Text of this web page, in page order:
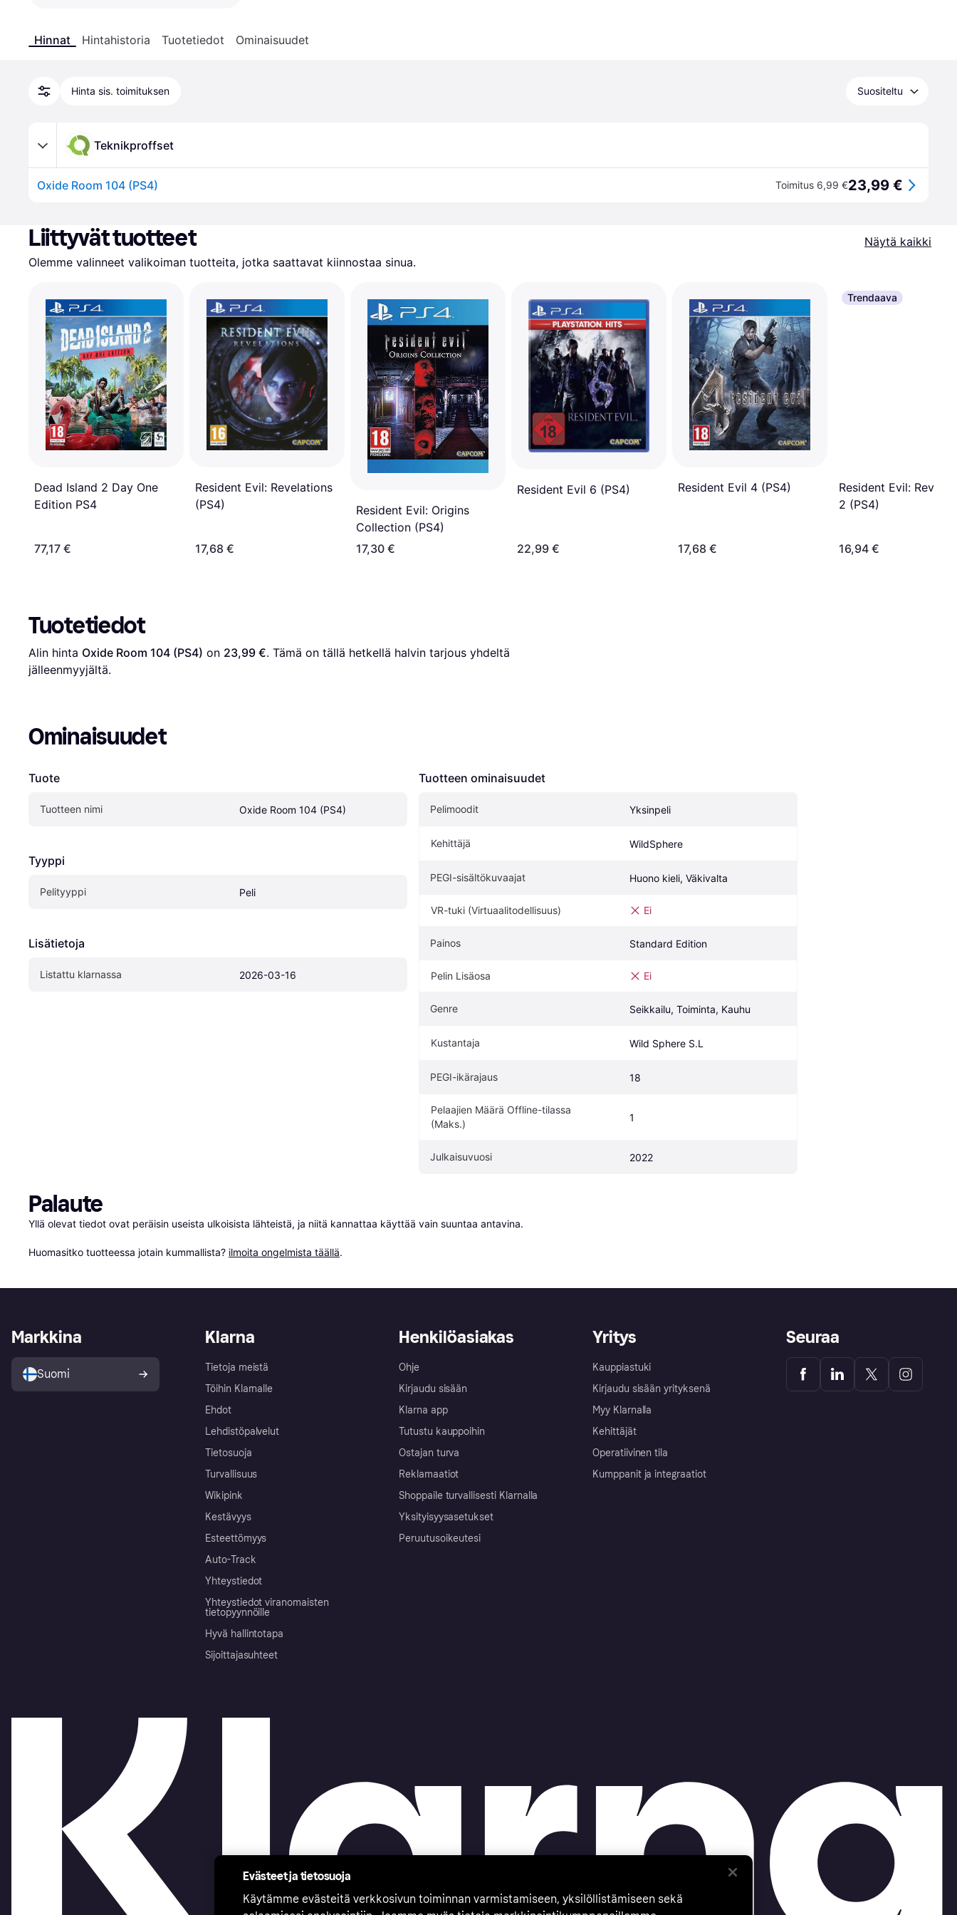
Hinnat Hintahistoria Tuotetiedot Ominaisuudet
Hinta sis. toimituksen Suositeltu
Teknikproffset
Oxide Room 104 (PS4) Toimitus 6,99 €23,99 €
Liittyvät tuotteet
Näytä kaikki
Olemme valinneet valikoiman tuotteita, jotka saattavat kiinnostaa sinua.
Dead Island 2 Day One
Edition PS4
77,17 €
Resident Evil: Revelations
(PS4)
17,68 €
Resident Evil: Origins
Collection (PS4)
17,30 €
Resident Evil 6 (PS4)
22,99 €
Resident Evil 4 (PS4)
17,68 €
Trendaava
Resident Evil:
2 (PS4)
16,94 €
Tuotetiedot
Alin hinta Oxide Room 104 (PS4) on 23,99 €. Tämä on tällä hetkellä halvin tarjous yhdeltä
jälleenmyyjältä.
Ominaisuudet
Tuote
Tuotteen nimi Oxide Room 104 (PS4)
Tyyppi
Pelityyppi Peli
Lisätietoja
Listattu klarnassa 2026-03-16
Tuotteen ominaisuudet
Pelimoodit Yksinpeli
Kehittäjä WildSphere
PEGI-sisältökuvaajat Huono kieli, Väkivalta
VR-tuki (Virtuaalitodellisuus) Ei
Painos Standard Edition
Pelin Lisäosa Ei
Genre Seikkailu, Toiminta, Kauhu
Kustantaja Wild Sphere S.L
PEGI-ikärajaus 18
Pelaajien Määrä Offline-tilassa
(Maks.)
1
Julkaisuvuosi 2022
Palaute
Yllä olevat tiedot ovat peräisin useista ulkoisista lähteistä, ja niitä kannattaa käyttää vain suuntaa antavina.
Huomasitko tuotteessa jotain kummallista? ilmoita ongelmista täällä.
Klarna
Tietoja meistä
Töihin Klarnalle
Ehdot
Lehdistöpalvelut
Tietosuoja
Turvallisuus
Wikipink
Kestävyys
Esteettömyys
Auto-Track
Yhteystiedot
Yhteystiedot viranomaisten
tietopyynnöille
Hyvä hallintotapa
Sijoittajasuhteet
Henkilöasiakas
Ohje
Kirjaudu sisään
Klarna app
Tutustu kauppoihin
Ostajan turva
Reklamaatiot
Shoppaile turvallisesti Klarnalla
Yksityisyysasetukset
Peruutusoikeutesi
Yritys
Kauppiastuki
Kirjaudu sisään yrityksenä
Myy Klarnalla
Kehittäjät
Operatiivinen tila
Kumppanit ja integraatiot
Markkina
Suomi
Seuraa
Evästeet ja tietosuoja
Käytämme evästeitä verkkosivun toiminnan varmistamiseen, yksilöllistämiseen sekä